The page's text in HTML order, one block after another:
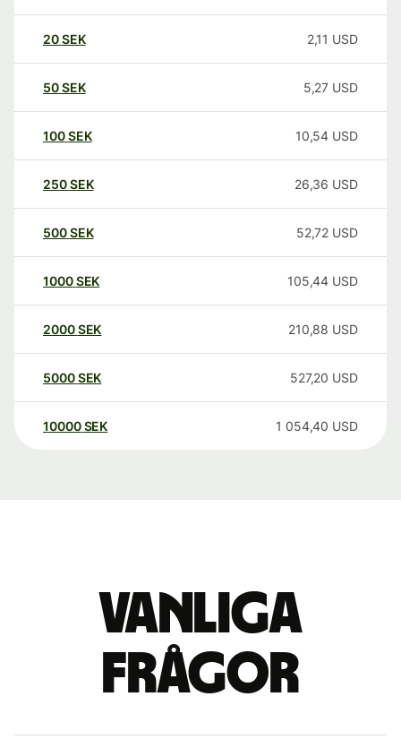
20SEK 2,11 USD
50SEK 5,27 USD
100SEK 10,54 USD
250SEK 26,36 USD
500SEK 52,72 USD
1000SEK 105,44 USD
2000SEK 210,88 USD
5000SEK 527,20 USD
10000 SEK 1 054,40 USD
Vanliga
frågor